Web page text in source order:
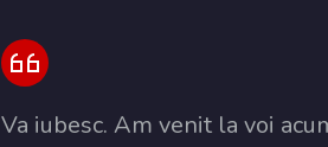
Va iubesc. Am venit la voi